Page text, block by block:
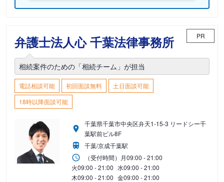
弁護士法人心 千葉法律事務所 PR
相続案件のための「相続チーム」が担当
電話相談可能 初回面談無料
土日面談可能
18時以降面談可能
千葉県千葉市中央区弁天1-15-3 リードシー千
葉駅前ビル8F
千葉/京成千葉駅
（受付時間） 月09:00 - 21:00
火09:00 - 21:00 水09:00 - 21:00
木09:00 - 21:00 金09:00 - 21:00